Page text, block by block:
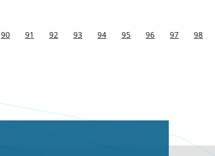
90 91 92 93 94 95 96 97 98